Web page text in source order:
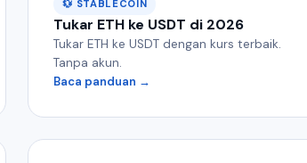
💱 STABLECOIN
Tukar ETH ke USDT di 2026
Tukar ETH ke USDT dengan kurs terbaik.
Tanpa akun.
Baca panduan →